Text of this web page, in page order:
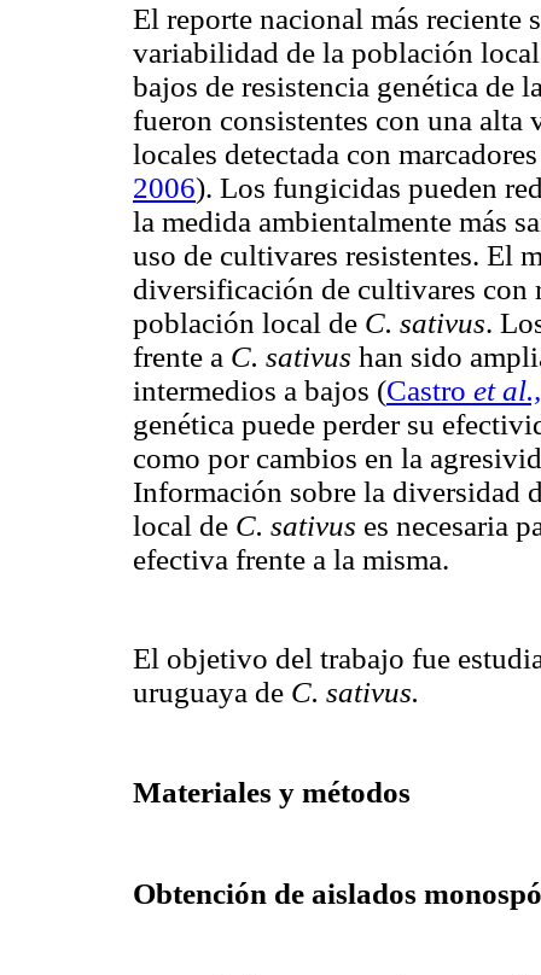
El reporte nacional más reciente
variabilidad de la población
bajos de resistencia genética de
fueron consistentes con una
locales detectada con
2006). Los fungicidas pueden
la medida ambientalmente más
uso de cultivares resistentes. El
diversificación de cultivares con
población local de C. sativus.
frente a C. sativus han sido
intermedios a bajos (Castro et al.,
genética puede perder su
como por cambios en la
Información sobre la diversidad
local de C. sativus es necesaria
efectiva frente a la misma.
El objetivo del trabajo fue
uruguaya de C. sativus.
Materiales y métodos
Obtención de aislados